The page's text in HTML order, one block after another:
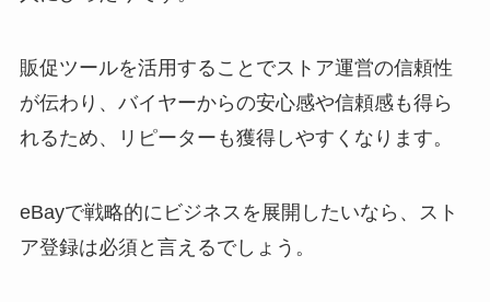
販促ツールを活用することでストア運営の信頼性
が伝わり、バイヤーからの安心感や信頼感も得ら
れるため、リピーターも獲得しやすくなります。
eBayで戦略的にビジネスを展開したいなら、スト
ア登録は必須と言えるでしょう。